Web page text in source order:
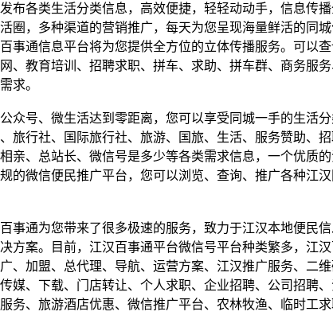
布各类生活分类信息，高效便捷，轻轻动动手，信息传
圈，多种渠道的营销推广，每天为您呈现海量鲜活的同
事通信息平台将为您提供全方位的立体传播服务。可以
、教育培训、招聘求职、拼车、求助、拼车群、商务服
求。
众号、微生活达到零距离，您可以享受同城一手的生活
旅行社、国际旅行社、旅游、国旅、生活、服务赞助、
亲、总站长、微信号是多少等各类需求信息，一个优质
的微信便民推广平台，您可以浏览、查询、推广各种江
事通为您带来了很多极速的服务，致力于江汉本地便民
方案。目前，江汉百事通平台微信号平台种类繁多，江
、加盟、总代理、导航、运营方案、江汉推广服务、二
媒、下载、门店转让、个人求职、企业招聘、公司招聘
务、旅游酒店优惠、微信推广平台、农林牧渔、临时工